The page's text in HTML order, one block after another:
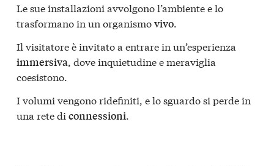
Le sue installazioni avvolgono l’ambiente e lo
trasformano in un organismovivo.
Il visitatore è invitato a entrare in un’esperienza
immersiva, dove inquietudine e meraviglia
coesistono.
I volumi vengono ridefiniti, e lo sguardo si perde in
una rete di connessioni